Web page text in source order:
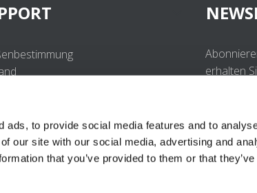
ads, to provide social media features and to
our site with our social media, advertising and
that you’ve provided to them or that
Login
erhalten
Ich